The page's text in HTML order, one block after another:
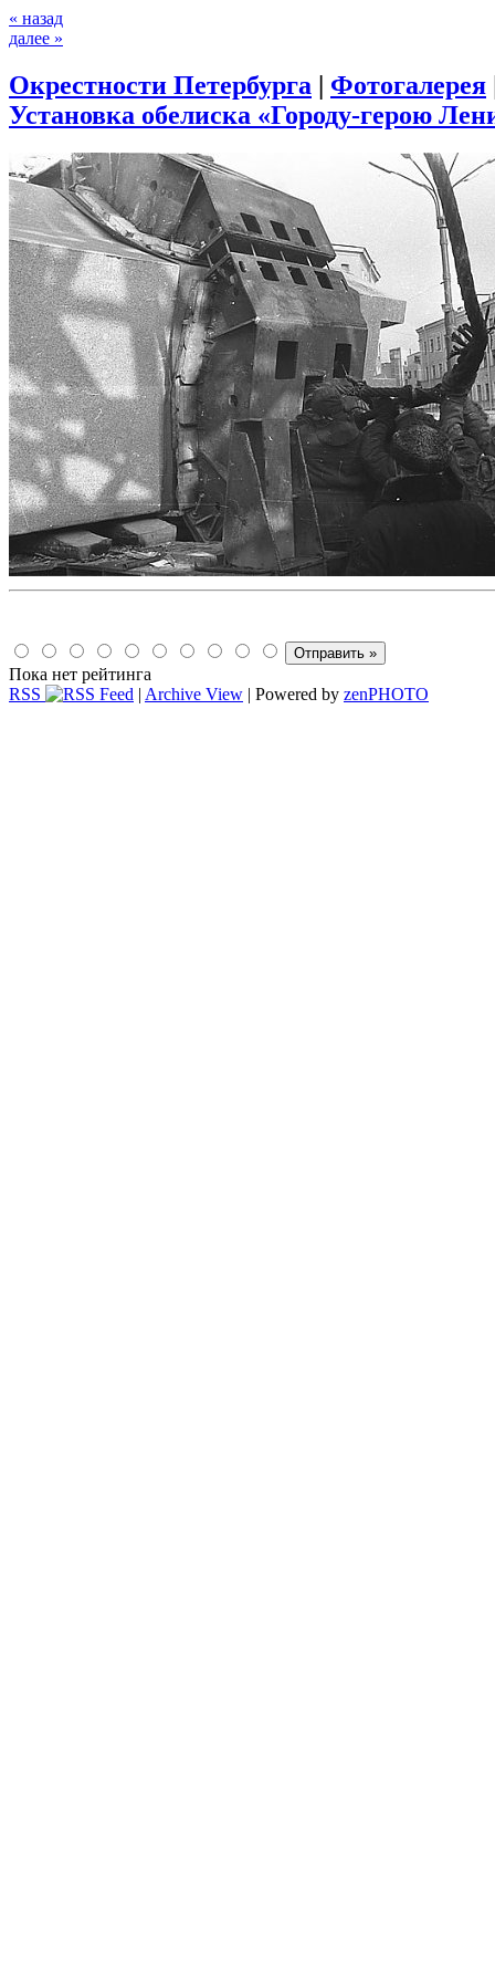
« назад
далее »
Окрестности Петербурга | Фотогалерея
Установка обелиска «Городу-герою
Пока нет рейтинга
RSS
| Archive View | Powered by zenPHOTO